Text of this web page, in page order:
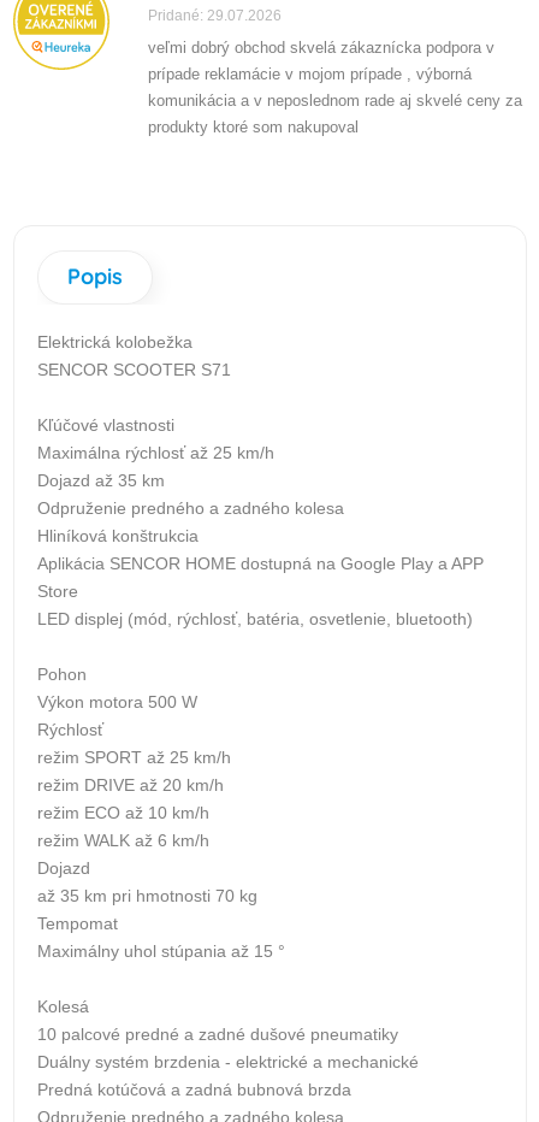
Pridané: 29.07.2026
veľmi dobrý obchod skvelá zákaznícka podpora v
prípade reklamácie v mojom prípade , výborná
komunikácia a v neposlednom rade aj skvelé ceny za
produkty ktoré som nakupoval
Popis
Elektrická kolobežka
SENCOR SCOOTER S71
Kľúčové vlastnosti
Maximálna rýchlosť až 25 km/h
Dojazd až 35 km
Odpruženie predného a zadného kolesa
Hliníková konštrukcia
Aplikácia SENCOR HOME dostupná na Google Play a APP
Store
LED displej (mód, rýchlosť, batéria, osvetlenie, bluetooth)
Pohon
Výkon motora 500 W
Rýchlosť
režim SPORT až 25 km/h
režim DRIVE až 20 km/h
režim ECO až 10 km/h
režim WALK až 6 km/h
Dojazd
až 35 km pri hmotnosti 70 kg
Tempomat
Maximálny uhol stúpania až 15 °
Kolesá
10 palcové predné a zadné dušové pneumatiky
Duálny systém brzdenia - elektrické a mechanické
Predná kotúčová a zadná bubnová brzda
Odpruženie predného a zadného kolesa